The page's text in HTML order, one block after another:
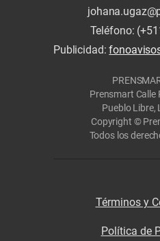
Teléfono:
Publicidad:
Prensmart Calle
Pueblo Libre,
Copyright ©
Todos los
Términos y
Política de